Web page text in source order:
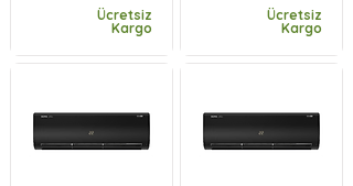
Ücretsiz
Kargo
Ücretsiz
Kargo